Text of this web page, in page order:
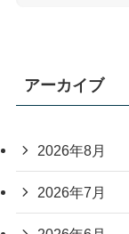
アーカイブ
2026年8月
2026年7月